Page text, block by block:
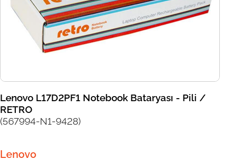
Lenovo L17D2PF1 Notebook Bataryası - Pili /
RETRO
(567994-N1-9428)
Lenovo